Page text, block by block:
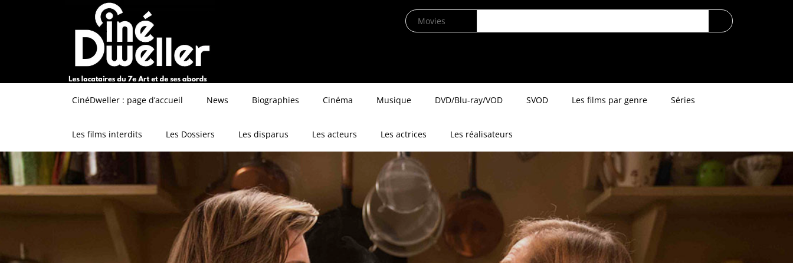
CinéDweller : page d’accueil News Biographies Cinéma Musique DVD/Blu-ray/VOD SVOD Les films par genre Séries
Les films interdits Les Dossiers Les disparus Les acteurs Les actrices Les réalisateurs